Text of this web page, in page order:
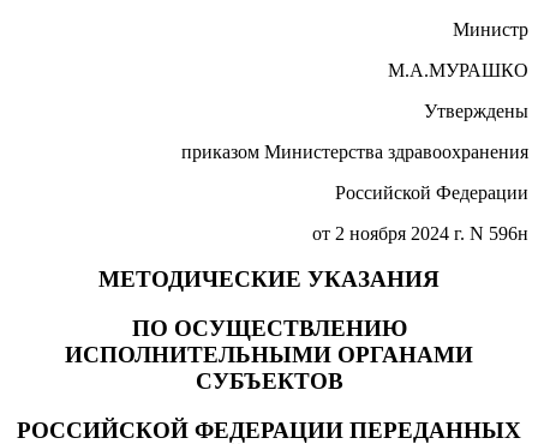
Министр
М.А.МУРАШКО
Утверждены
приказом Министерства здравоохранения
Российской Федерации
от 2 ноября 2024 г. N 596н
МЕТОДИЧЕСКИЕ УКАЗАНИЯ
ПО ОСУЩЕСТВЛЕНИЮ
ИСПОЛНИТЕЛЬНЫМИ ОРГАНАМИ
СУБЪЕКТОВ
РОССИЙСКОЙ ФЕДЕРАЦИИ ПЕРЕДАННЫХ